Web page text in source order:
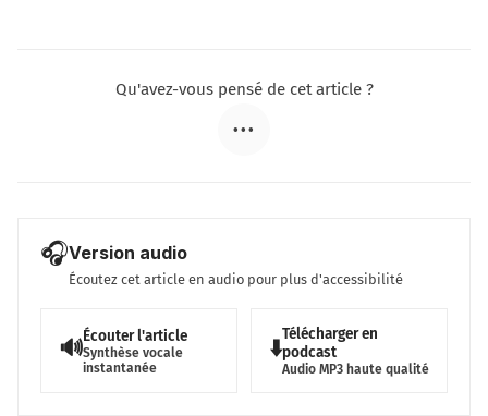
Qu'avez-vous pensé de cet article ?
•••
🎧Version audio
Écoutez cet article en audio pour plus d'accessibilité
🔊Écouter l'article
Synthèse vocale
instantanée
⬇️
Télécharger en
podcast
Audio MP3 haute qualité